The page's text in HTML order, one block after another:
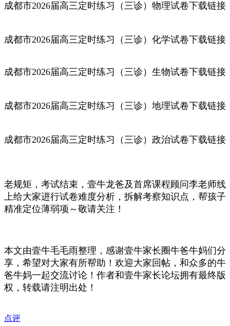
成都市2026届高三定时练习（三诊） 物理试卷下载链接
成都市2026届高三定时练习（三诊） 化学试卷下载链接
成都市2026届高三定时练习（三诊） 生物试卷下载链接
成都市2026届高三定时练习（三诊） 地理试卷下载链接
成都市2026届高三定时练习（三诊） 政治试卷下载链接
老规矩，考试结束，壹牛龙爸及首席课程顾问李老师线
上给大家进行试卷难度分析，拆解考察知识点，帮孩子
精准定位薄弱项～敬请关注！
本文由壹牛毛毛雨整理，感谢壹牛家长圈牛爸牛妈们分
享，希望对大家有所帮助！欢迎大家回帖，和众多的牛
爸牛妈一起交流讨论！作者和壹牛家长论坛拥有最终版
权，转载请注明出处！
点评